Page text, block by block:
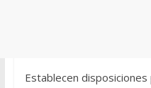
Establecen